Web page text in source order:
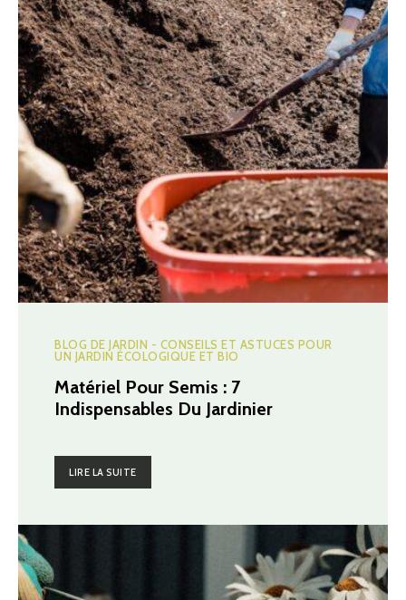
BLOG DE JARDIN - CONSEILS ET ASTUCES POUR
UN JARDIN ÉCOLOGIQUE ET BIO
Matériel Pour Semis : 7
Indispensables Du Jardinier
LIRE LA SUITE